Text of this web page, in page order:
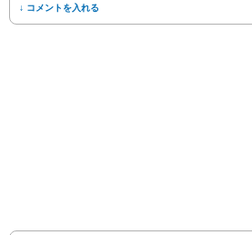
↓ コメントを入れる